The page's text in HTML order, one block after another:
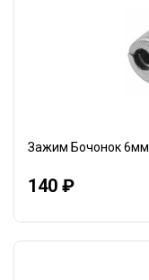
Зажим Бочонок 6мм
140 ₽